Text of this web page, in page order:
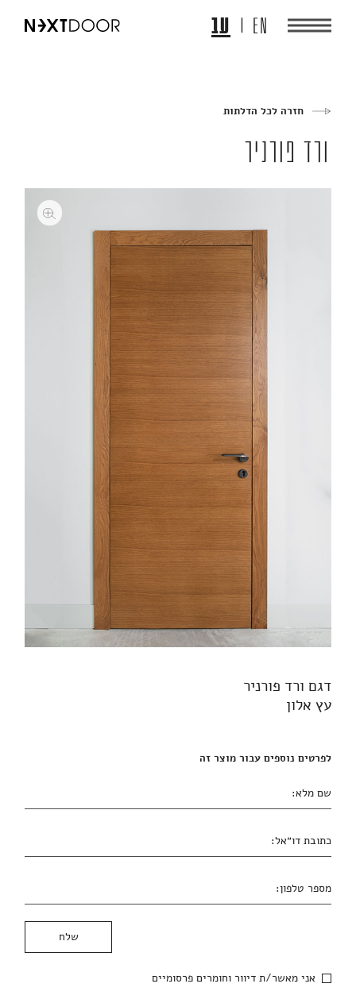
EN עב
חזרה לכל הדלתות
דגם ורד פורניר
עץ אלון
לפרטים נוספים עבור מוצר זה
שם מלא:
כתובת דו״אל:
מספר טלפון:
אני מאשר/ת דיוור וחומרים פרסומיים
ורד פורניר